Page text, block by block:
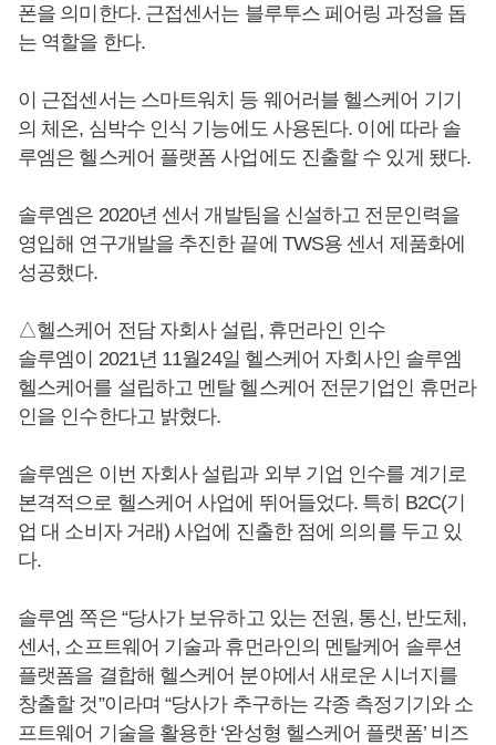
폰을 의미한다. 근접센서는 블루투스 페어링 과정을 돕
는 역할을 한다.
이 근접센서는 스마트워치 등 웨어러블 헬스케어 기기
의 체온, 심박수 인식 기능에도 사용된다. 이에 따라 솔
루엠은 헬스케어 플랫폼 사업에도 진출할 수 있게 됐다.
솔루엠은 2020년 센서 개발팀을 신설하고 전문인력을
영입해 연구개발을 추진한 끝에 TWS용 센서 제품화에
성공했다.
△헬스케어 전담 자회사 설립, 휴먼라인 인수
솔루엠이 2021년 11월24일 헬스케어 자회사인 솔루엠
헬스케어를 설립하고 멘탈 헬스케어 전문기업인 휴먼라
인을 인수한다고 밝혔다.
솔루엠은 이번 자회사 설립과 외부 기업 인수를 계기로
본격적으로 헬스케어 사업에 뛰어들었다. 특히 B2C(기
업 대 소비자 거래) 사업에 진출한 점에 의의를 두고 있
다.
솔루엠 쪽은 “당사가 보유하고 있는 전원, 통신, 반도체,
센서, 소프트웨어 기술과 휴먼라인의 멘탈케어 솔루션
플랫폼을 결합해 헬스케어 분야에서 새로운 시너지를
창출할 것”이라며 “당사가 추구하는 각종 측정기기와 소
프트웨어 기술을 활용한 ‘완성형 헬스케어 플랫폼’ 비즈